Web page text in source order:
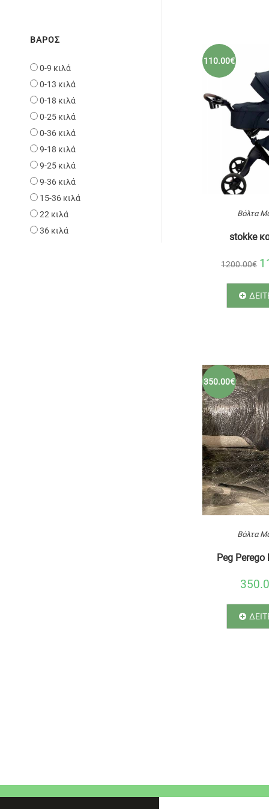
ΒΆΡΟΣ
0-9 κιλά
0-13 κιλά
0-18 κιλά
0-25 κιλά
0-36 κιλά
9-18 κιλά
9-25 κιλά
9-36 κιλά
15-36 κιλά
22 κιλά
36 κιλά
110.00€
Βόλτα
stokke
1200.00€
350.00€
Βόλτα
Peg